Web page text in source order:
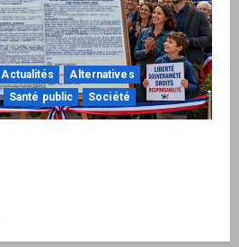
Actualités
Alternatives
Santé public Société